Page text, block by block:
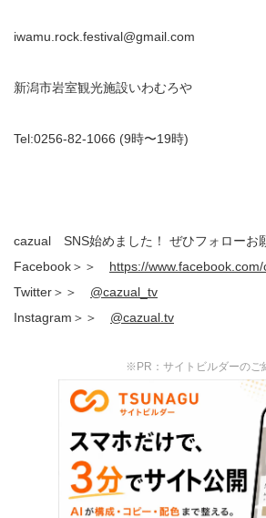
iwamu.rock.festival@gmail.com
新潟市岩室観光施設いわむろや
Tel:0256-82-1066 (9時〜19時)
cazual SNS始めました！ ぜひフォローお
Facebook＞＞ https://www.facebook.com/
Twitter＞＞ @cazual_tv
Instagram＞＞ @cazual.tv
※PR：サイトビルダーのご